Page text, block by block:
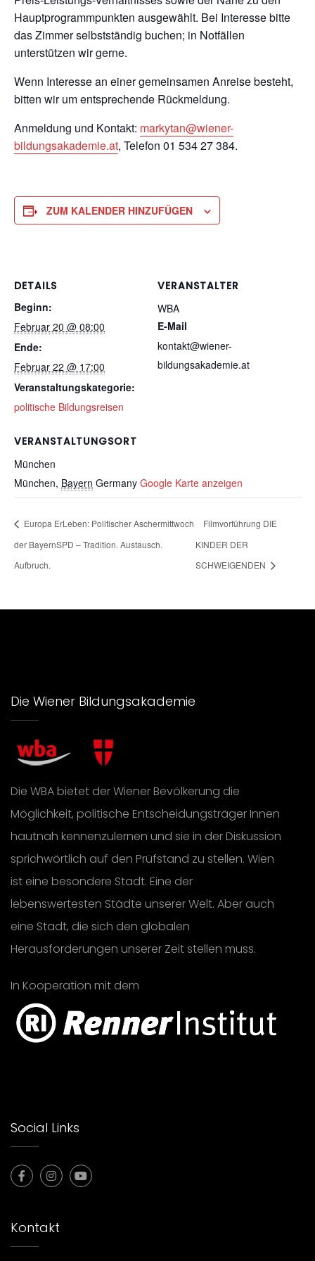
Hauptprogrammpunkten ausgewählt. Bei Interesse bitte
das Zimmer selbstständig buchen; in Notfällen
unterstützen wir gerne.
Wenn Interesse an einer gemeinsamen Anreise besteht,
bitten wir um entsprechende Rückmeldung.
Anmeldung und Kontakt: markytan@wiener-
bildungsakademie.at, Telefon 01 534 27 384.
ZUM KALENDER HINZUFÜGEN
DETAILS
Beginn:
Februar 20 @ 08:00
Ende:
Februar 22 @ 17:00
Veranstaltungskategorie:
politische Bildungsreisen
VERANSTALTUNGSORT
München
München, Bayern Germany Google Karte anzeigen
VERANSTALTER
WBA
E-Mail
kontakt@wiener-
bildungsakademie.at
Europa ErLeben: Politischer Aschermittwoch
der BayernSPD – Tradition. Austausch.
Aufbruch.
Filmvorführung DIE
KINDER DER
SCHWEIGENDEN
Die Wiener Bildungsakademie
Die WBA bietet der Wiener Bevölkerung die
Möglichkeit, politische Entscheidungsträger Innen
hautnah kennenzulernen und sie in der Diskussion
sprichwörtlich auf den Prüfstand zu stellen. Wien
ist eine besondere Stadt. Eine der
lebenswertesten Städte unserer Welt. Aber auch
eine Stadt, die sich den globalen
Herausforderungen unserer Zeit stellen muss.
In Kooperation mit dem
Social Links
Kontakt